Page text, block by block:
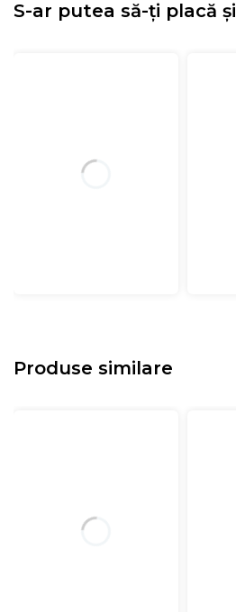
S-ar putea să-ți placă și
Produse similare